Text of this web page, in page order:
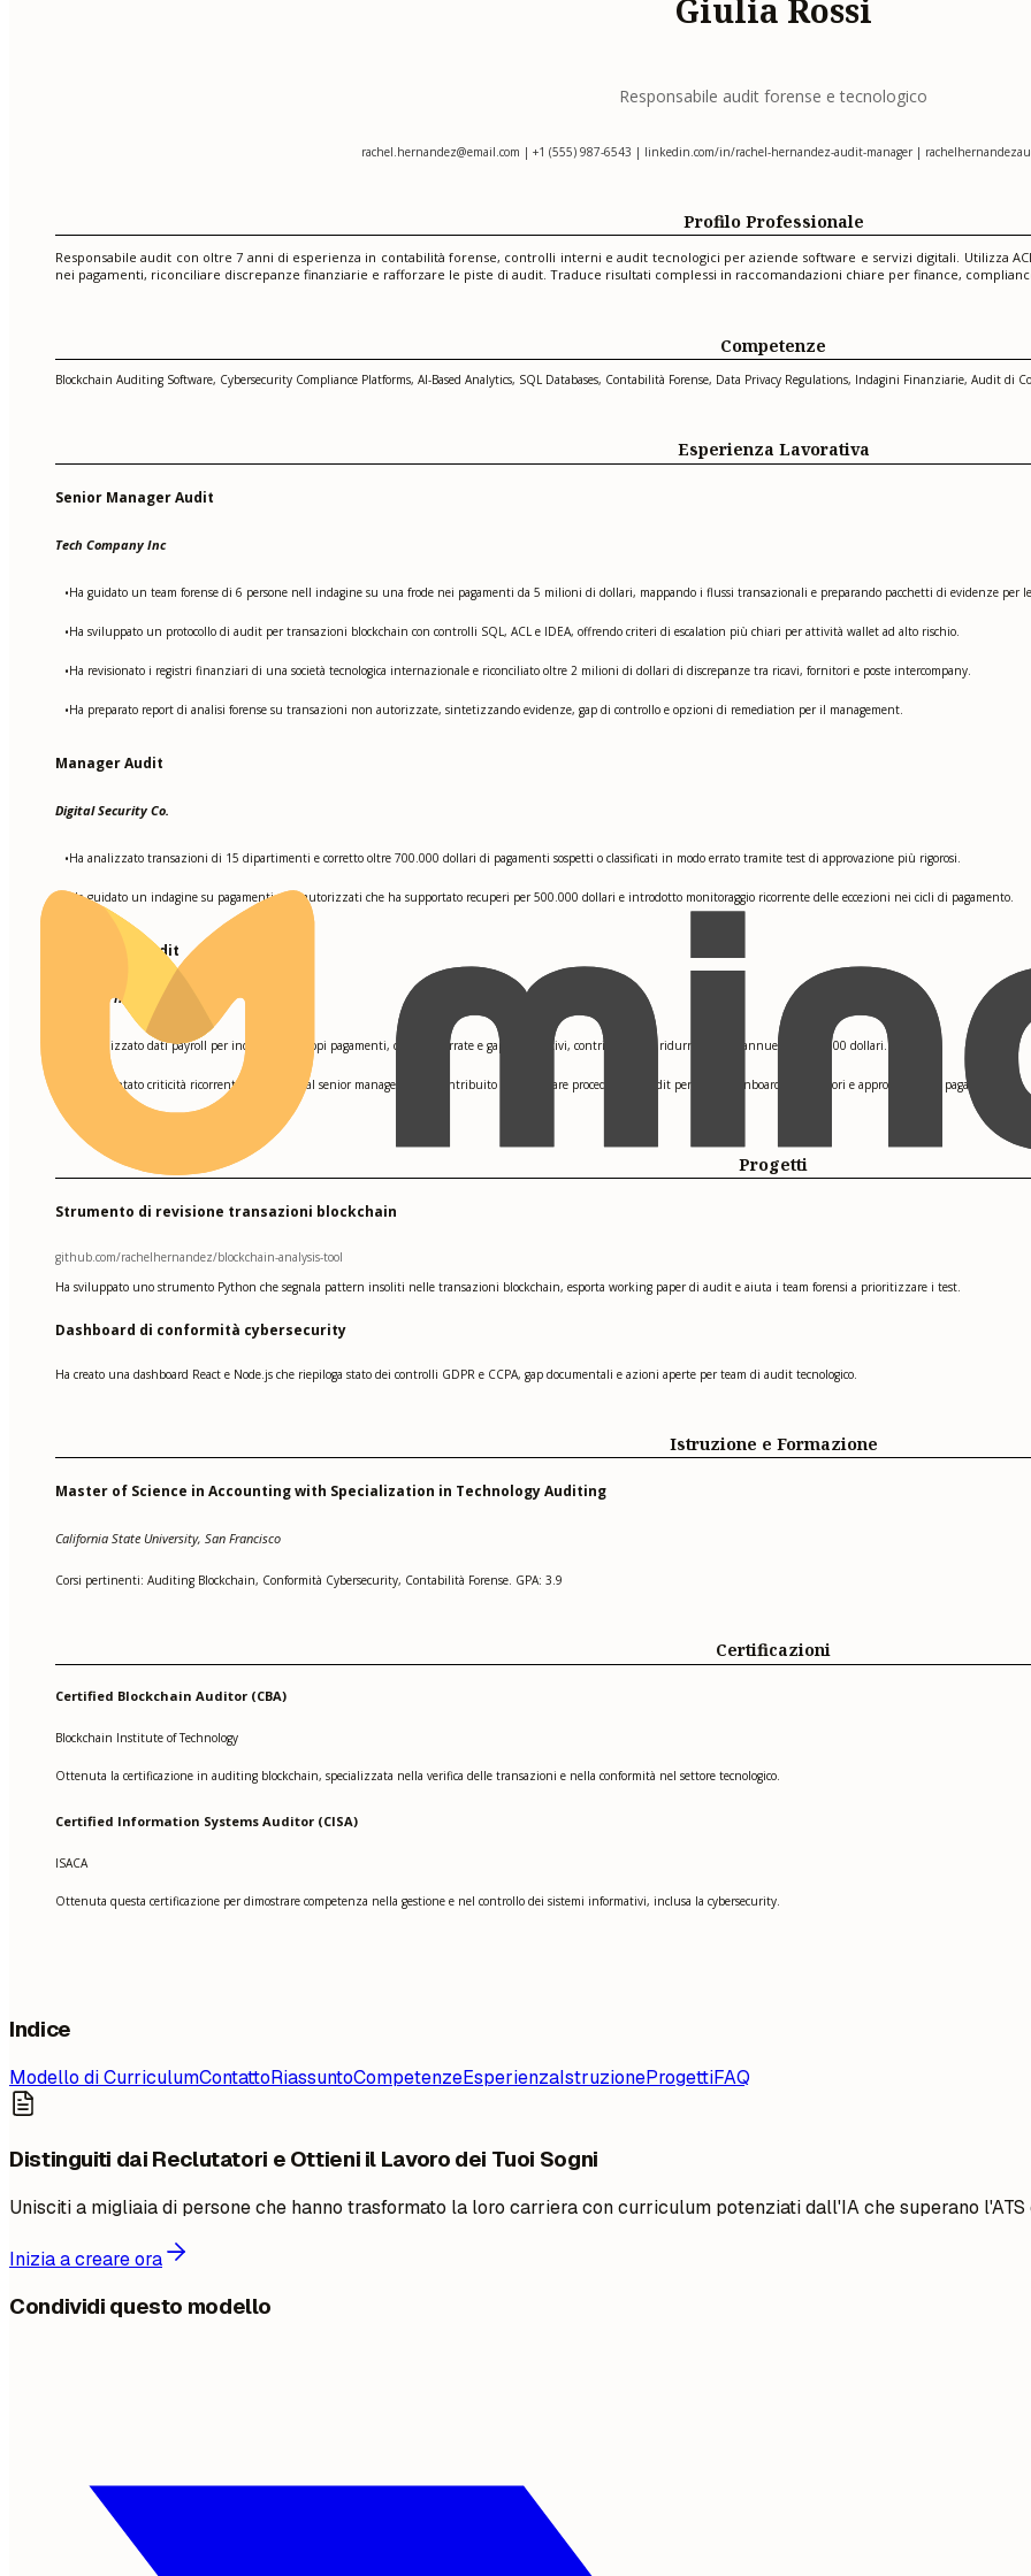
Giulia Rossi
Responsabile audit forense e tecnologico
rachel.hernandez@email.com | +1 (555) 987-6543 | linkedin.com/in/rachel-hernandez-audit-manager |
Profilo Professionale
Responsabile audit con oltre 7 anni di esperienza in contabilità forense, controlli interni e audit tecnologici per aziende software e servizi digitali. Utilizza
nei pagamenti, riconciliare discrepanze finanziarie e rafforzare le piste di audit. Traduce risultati complessi in raccomandazioni chiare per finance,
Competenze
Blockchain Auditing Software, Cybersecurity Compliance Platforms, AI-Based Analytics, SQL Databases, Contabilità Forense, Data Privacy Regulations, Indagini Finanziarie, Audit di
Esperienza Lavorativa
Senior Manager Audit
Tech Company Inc
•Ha guidato un team forense di 6 persone nell indagine su una frode nei pagamenti da 5 milioni di dollari, mappando i flussi transazionali e preparando pacchetti di evidenze per
•Ha sviluppato un protocollo di audit per transazioni blockchain con controlli SQL, ACL e IDEA, offrendo criteri di escalation più chiari per attività wallet ad alto rischio.
•Ha revisionato i registri finanziari di una società tecnologica internazionale e riconciliato oltre 2 milioni di dollari di discrepanze tra ricavi, fornitori e poste intercompany.
•Ha preparato report di analisi forense su transazioni non autorizzate, sintetizzando evidenze, gap di controllo e opzioni di remediation per il management.
Manager Audit
Digital Security Co.
•Ha analizzato transazioni di 15 dipartimenti e corretto oltre 700.000 dollari di pagamenti sospetti o classificati in modo errato tramite test di approvazione più rigorosi.
Ha guidato un indagine su pagamenti non autorizzati che ha supportato recuperi per 500.000 dollari e introdotto monitoraggio ricorrente delle eccezioni nei cicli di pagamento.
Specialista Audit
Financial Integrity Ltd
Ha analizzato dati payroll per individuare doppi pagamenti, codifiche errate e gap approvativi, contribuendo a ridurre perdite annue per 200.000 dollari.
Ha presentato criticità ricorrenti di controllo al senior management e contribuito a ridisegnare procedure di audit per payroll, onboarding fornitori e approvazioni di pagamento.
Progetti
Strumento di revisione transazioni blockchain
github.com/rachelhernandez/blockchain-analysis-tool
Ha sviluppato uno strumento Python che segnala pattern insoliti nelle transazioni blockchain, esporta working paper di audit e aiuta i team forensi a prioritizzare i test.
Dashboard di conformità cybersecurity
Ha creato una dashboard React e Node.js che riepiloga stato dei controlli GDPR e CCPA, gap documentali e azioni aperte per team di audit tecnologico.
Istruzione e Formazione
Master of Science in Accounting with Specialization in Technology Auditing
California State University, San Francisco
Corsi pertinenti: Auditing Blockchain, Conformità Cybersecurity, Contabilità Forense. GPA: 3.9
Certificazioni
Certified Blockchain Auditor (CBA)
Blockchain Institute of Technology
Ottenuta la certificazione in auditing blockchain, specializzata nella verifica delle transazioni e nella conformità nel settore tecnologico.
Certified Information Systems Auditor (CISA)
ISACA
Ottenuta questa certificazione per dimostrare competenza nella gestione e nel controllo dei sistemi informativi, inclusa la cybersecurity.
Indice
Modello di CurriculumContattoRiassuntoCompetenzeEsperienzaIstruzioneProgettiFAQ
Distinguiti dai Reclutatori e Ottieni il Lavoro dei Tuoi Sogni
Unisciti a migliaia di persone che hanno trasformato la loro carriera con curriculum potenziati dall'IA che superano
Inizia a creare ora
Condividi questo modello